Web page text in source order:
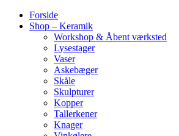
Forside
Shop – Keramik
Workshop & Åbent værksted
Lysestager
Vaser
Askebæger
Skåle
Skulpturer
Kopper
Tallerkener
Knager